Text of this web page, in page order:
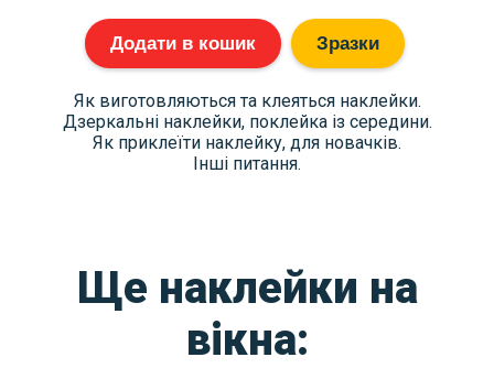
Додати в кошик Зразки
Як виготовляються та клеяться наклейки.
Дзеркальні наклейки, поклейка із середини.
Як приклеїти наклейку, для новачків.
Інші питання.
Ще наклейки на
вікна: